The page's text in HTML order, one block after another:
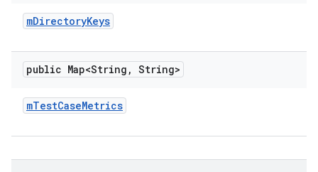
mDirectoryKeys
public Map<String , String>
mTestCaseMetrics